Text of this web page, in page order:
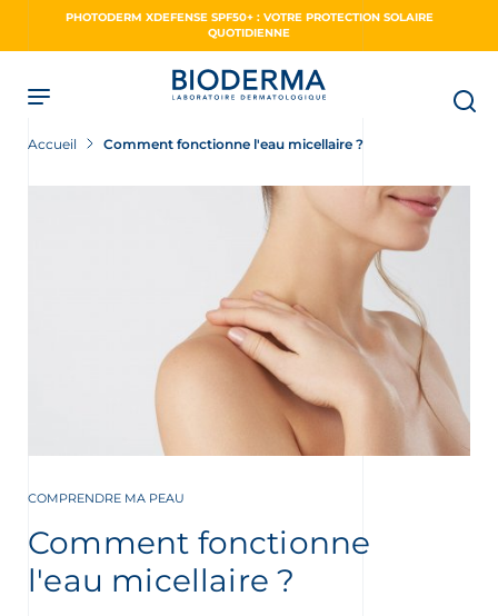
PHOTODERM XDEFENSE SPF50+ : VOTRE PROTECTION SOLAIRE
QUOTIDIENNE
Accueil Comment fonctionne l'eau micellaire ?
COMPRENDRE MA PEAU
Comment fonctionne
l'eau micellaire ?